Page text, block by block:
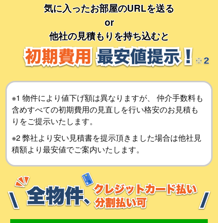
気に入ったお部屋のURLを送る
or
他社の見積もりを持ち込むと
※1 物件により値下げ額は異なりますが、 仲介手数料も
含めすべての初期費用の見直しを行い格安のお見積も
りをご提示いたします。
※2 弊社より安い見積書を提示頂きました場合は他社見
積額より最安値でご案内いたします。